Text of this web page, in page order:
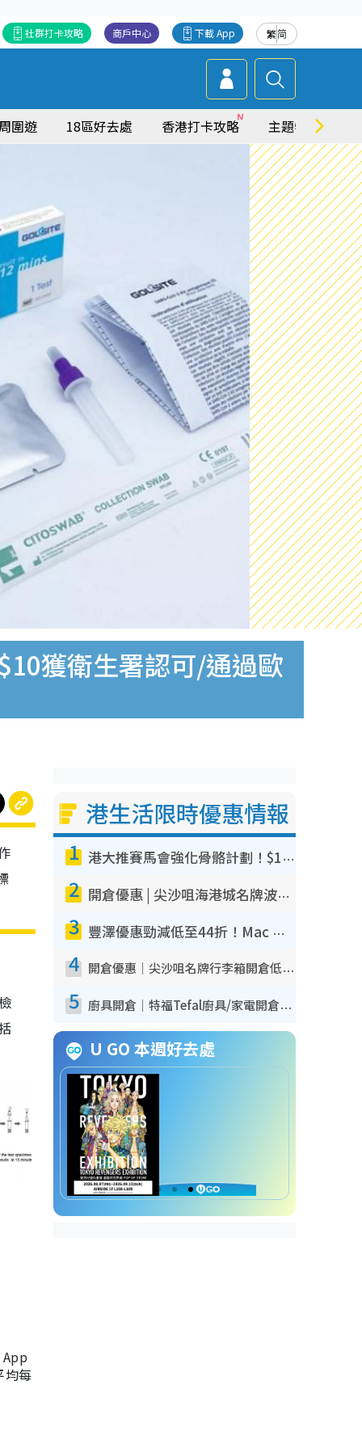
繁简
下載 App
商戶中心
社群打卡攻略
圍遊 18區好去處 香港打卡攻略 主題特集
獲衛生署認可/通過歐
均每
港生活限時優惠情報
1 港大推賽馬會強化骨骼計劃！$100骨質密度X光檢查 完成免費運動訓練送超市禮券！附參加資格
2 開倉優惠 | 尖沙咀海港城名牌波鞋開倉低至1折！On鞋$899起／Joy&Peace鞋履$98起
3 豐澤優惠勁減低至44折！Mac mini/iPhone17Pro大減價！廚房家電$220起
4 開倉優惠｜尖沙咀名牌行李箱開倉低至4折！一連5日 American Tourister/ace./Hallmark $200起！
5 廚具開倉｜特福Tefal廚具/家電開倉低至3折！$220起買平底鍋/炒鑊/湯煲！電飯煲/吸塵機/燙斗$418起
U GO 本週好去處